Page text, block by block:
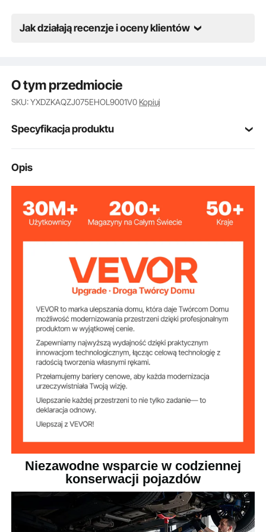
Jak działają recenzje i oceny klientów
O tym przedmiocie
SKU: YXDZKAQZJ075EHOL9001V0 Kopiuj
Specyfikacja produktu
Numer modelu
artykułu
Wymiary produktu
15,35 x 13,78 x (51,97–80)
cali / 390 x 350 x (1320–
2032) mm
1653 funtów / 0,75 t
stal węglowa Q235A
Waga netto 25,79 funta / 11,7 kg
Minimalna
wysokość
51,97 cala / 1320 mm
Maksymalna
wysokość
80 cali / 2032 mm
Opis
Niezawodne wsparcie w codziennej
konserwacji pojazdów